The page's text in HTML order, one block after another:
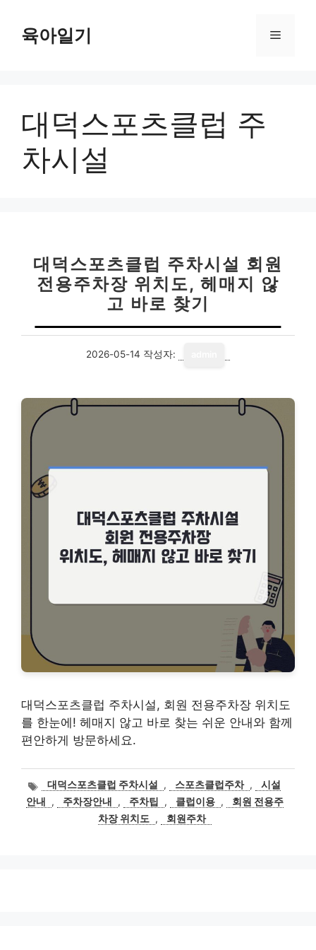
육아일기 메
대덕스포츠클럽 주
차시설
대덕스포츠클럽 주차시설 회원
전용주차장 위치도, 헤매지 않
고 바로 찾기
2026-05-14 작성자:
대덕스포츠클럽 주차시설, 회원 전용주차장 위치도
를 한눈에! 헤매지 않고 바로 찾는 쉬운 안내와 함께
편안하게 방문하세요.
태
그
대덕스포츠클럽 주차시설 , 스포츠클럽주차 ,
시설
안내
, 주차장안내 , 주차팁 , 클럽이용 ,
회원 전용주
차장 위치도
, 회원주차